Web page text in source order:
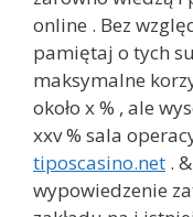
online . Bez
pamiętaj o tych
maksymalne
około x % , ale
xxv % sala
tiposcasino.net .
wypowiedzenie